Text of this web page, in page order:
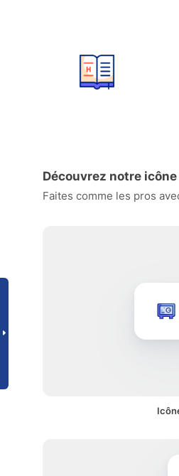
Découvrez notre
Faites comme les pros